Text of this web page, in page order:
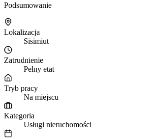
Podsumowanie
Lokalizacja
Sisimiut
Zatrudnienie
Pełny etat
Tryb pracy
Na miejscu
Kategoria
Usługi nieruchomości